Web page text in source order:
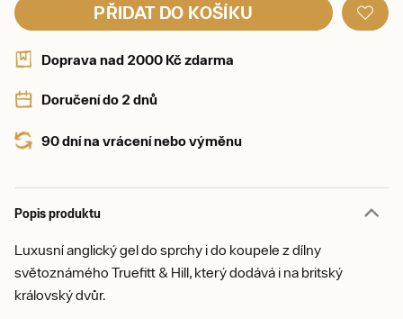
PŘIDAT DO KOŠÍKU
Doprava nad 2000 Kč zdarma
Doručení do 2 dnů
90 dní na vrácení nebo výměnu
Popis produktu
Luxusní anglický gel do sprchy i do koupele z dílny
světoznámého Truefitt & Hill, který dodává i na britský
královský dvůr.